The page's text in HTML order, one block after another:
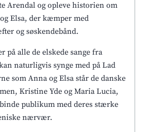
Arendal og opleve historien om
Elsa, der kæmper med
og søskendebånd.
på alle de elskede sange fra
naturligvis synge med på Lad
som Anna og Elsa står de danske
Kristine Yde og Maria Lucia,
publikum med deres stærke
nærvær.